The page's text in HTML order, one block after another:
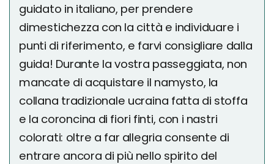
guidato in italiano, per prendere
dimestichezza con la città e individuare i
punti di riferimento, e farvi consigliare dalla
guida! Durante la vostra passeggiata, non
mancate di acquistare il namysto, la
collana tradizionale ucraina fatta di stoffa
e la coroncina di fiori finti, con i nastri
colorati: oltre a far allegria consente di
entrare ancora di più nello spirito del